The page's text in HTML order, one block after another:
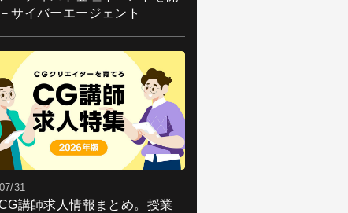
サイバーエージェント
31
講師求人情報まとめ。授業